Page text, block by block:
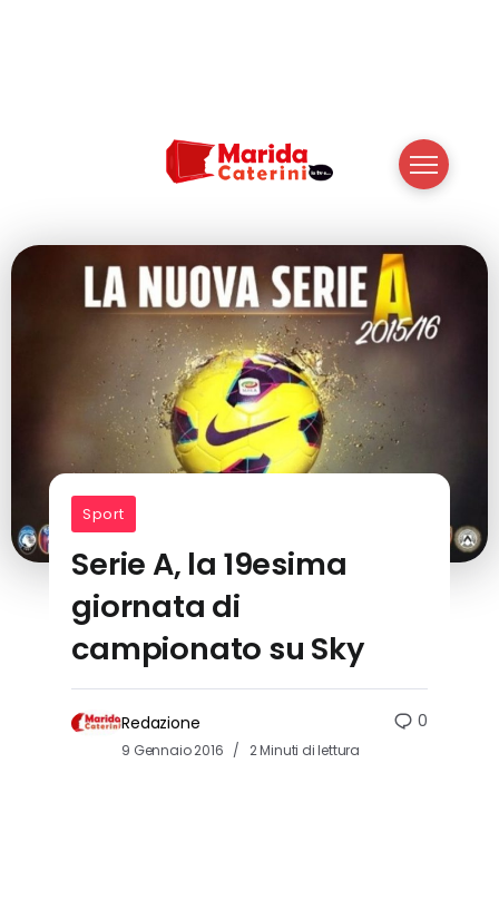
Sport
Serie A, la 19esima
giornata di
campionato su Sky
Redazione
9 Gennaio 2016 2 Minuti di lettura
0